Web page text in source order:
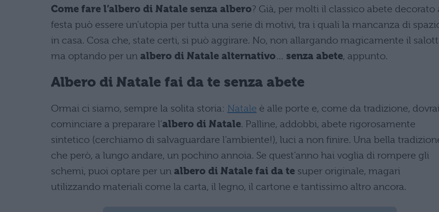
Come fare l’albero di Natale senza albero? Già, per molti il classico abete decorato
festa può essere un’utopia per tutta una serie di motivi, tra i quali la mancanza di
in casa. Cosa che, state certi, si può aggirare. No, non allargando magicamente il
ma optando per un albero di Natale alternativo… senza abete, appunto.
Albero di Natale fai da te senza abete
Ormai ci siamo, sempre la solita storia: Natale è alle porte e, come da tradizione,
cominciare a preparare l’albero di Natale. Palline, addobbi, abete rigorosamente
sintetico (cerchiamo di salvaguardare l’ambiente!), luci a non finire. Una bella
che però, a lungo andare, un pochino annoia. Se quest’anno hai voglia di rompere gli
schemi, puoi optare per un albero di Natale fai da te super originale, magari
utilizzando materiali come la carta, il legno, il cartone e tantissimo altro ancora.